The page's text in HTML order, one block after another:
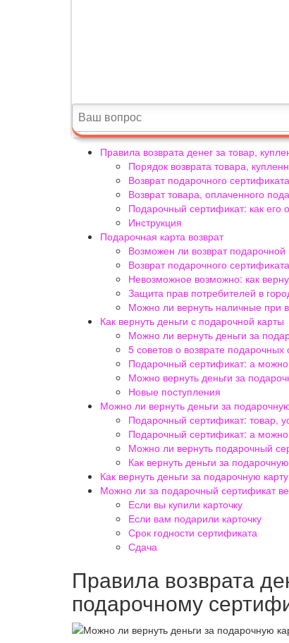
Правила возврата денег за товар,
Порядок возврата товара,
Возврат подарочного
Возврат товара, оплаченного
Подарочный сертификат: как его
Инструкция
Подарочная карта возврат
Возможен ли возврат подарочной
Возврат подарочного
Невозможное возможно: как
Защита прав потребителей в
Можно ли вернуть наличные при
Как вернуть деньги с подарочной карты
Можно ли вернуть деньги за
5 советов о возврате подарочных
Подарочный сертификат: а
Можно вернуть деньги за
Новые поступления
Можно ли вернуть деньги за
Подарочный сертификат: товар,
Подарочный сертификат: а
Можно ли вернуть подарочный
Как вернуть деньги за
Как вернуть деньги за подарочную карту
Можно ли за подарочный сертификат
Если вы купили карточку
Если вам подарили карточку
Срок годности сертификата
Сдача
Правила возврата
подарочному